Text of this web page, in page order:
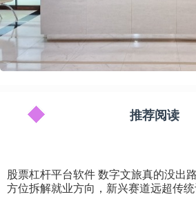
推荐阅读
股票杠杆平台软件 数字文旅真的没出
方位拆解就业方向，新兴赛道远超传